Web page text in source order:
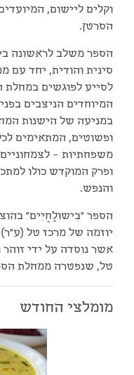
וקלים ליישום,
הסרטן.
הספר משלב לראשונה
סינית והודית, יחד עם
לסייע לפוגשים במחלת
המיוחדים הניצבים
במניעה של הישנות
ופשוטים, המתאימים
משפחתיות –
ופרק המוקדש כולו
והנפש.
הספר "בִּישוּלַחַיִים"
יוזמה של מרכז טל (ע"ר)
אשר נוסדה על ידי
טל, שנפטרה ממחלת הסרטן
מומלצי החודש